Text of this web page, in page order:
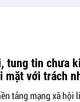
tung tin chưa
mặt với trách
tảng mạng xã hội